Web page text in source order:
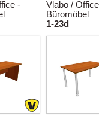
-
Vlabo /
Büromöbel
1-23d